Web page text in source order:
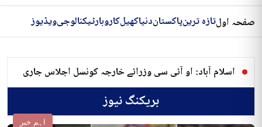
صفحہ اولتازہ ترینپاکستاندنیاکھیلکاروبارٹیکنالوجیویڈیوز
اسلام آباد: او آئی سی وزرائے خارجہ کونسل اجلاس جاری
بریکنگ نیوز
اہم خبر